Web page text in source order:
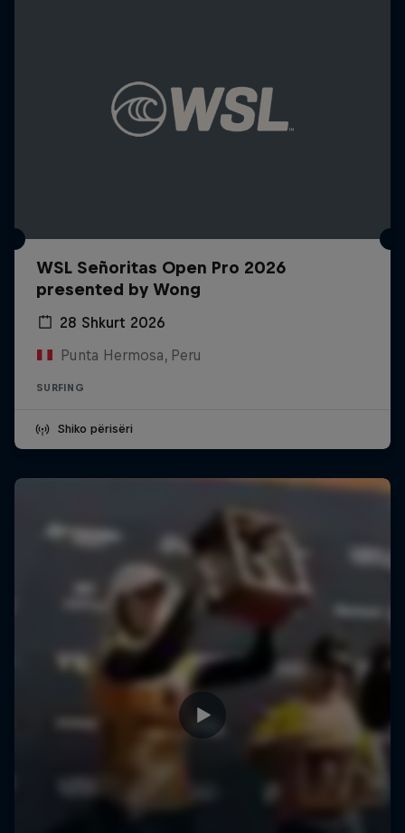
WSL Señoritas Open Pro 2026
presented by Wong
28 Shkurt 2026
Punta Hermosa, Peru
SURFING
Shiko përisëri